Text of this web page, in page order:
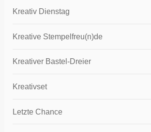
Kreativ Dienstag
Kreative Stempelfreu(n)de
Kreativer Bastel-Dreier
Kreativset
Letzte Chance